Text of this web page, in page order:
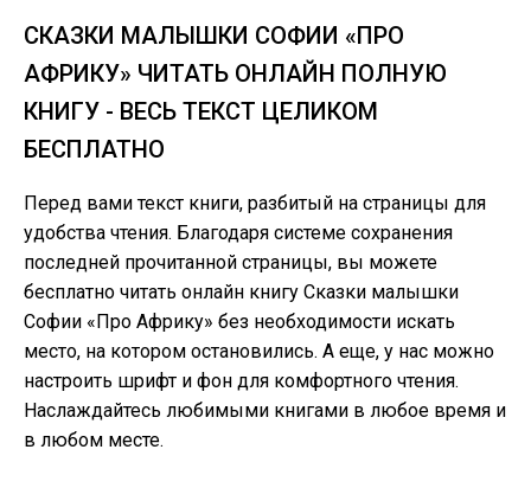
СКАЗКИ МАЛЫШКИ СОФИИ «ПРО
АФРИКУ» ЧИТАТЬ ОНЛАЙН ПОЛНУЮ
КНИГУ - ВЕСЬ ТЕКСТ ЦЕЛИКОМ
БЕСПЛАТНО
Перед вами текст книги, разбитый на страницы для
удобства чтения. Благодаря системе сохранения
последней прочитанной страницы, вы можете
бесплатно читать онлайн книгу Сказки малышки
Софии «Про Африку» без необходимости искать
место, на котором остановились. А еще, у нас можно
настроить шрифт и фон для комфортного чтения.
Наслаждайтесь любимыми книгами в любое время и
в любом месте.